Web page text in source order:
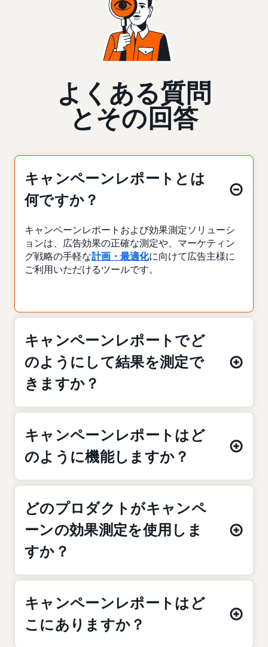
よくある質問
とその回答
キャンペーンレポートとは
何ですか？
キャンペーンレポートおよび効果測定ソリューシ
ョンは、広告効果の正確な測定や、マーケティン
グ戦略の手軽な計画・最適化に向けて広告主様に
ご利用いただけるツールです。
キャンペーンレポートでど
のようにして結果を測定で
きますか？
キャンペーンレポートはど
のように機能しますか？
どのプロダクトがキャンペ
ーンの効果測定を使用しま
すか？
キャンペーンレポートはど
こにありますか？